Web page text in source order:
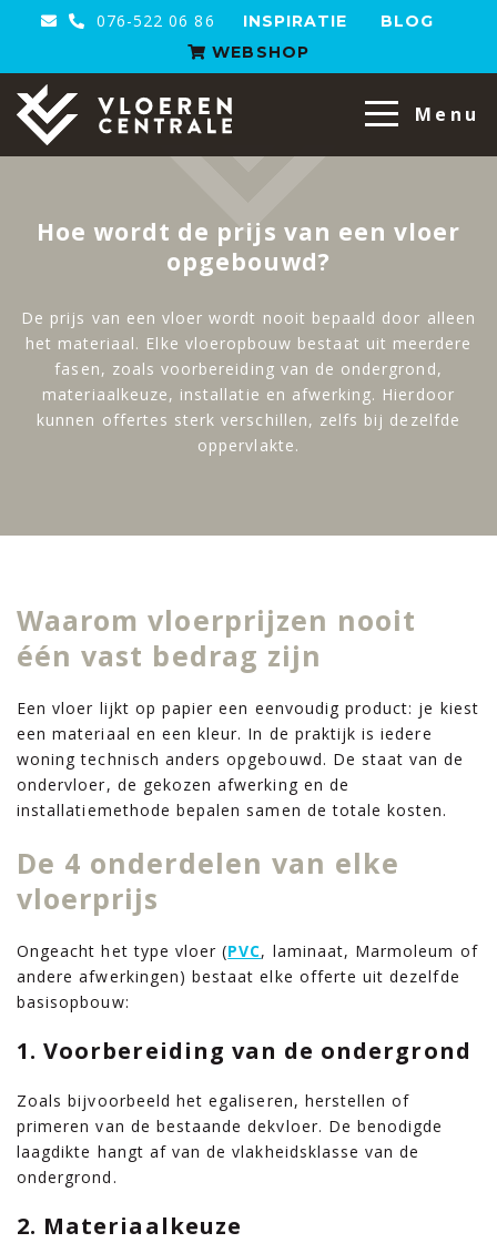
076-522 06 86 INSPIRATIE
BLOG
WEBSHOP
VloerenCentrale
Menu
Hoe wordt de prijs van een vloer
opgebouwd?
De prijs van een vloer wordt nooit bepaald door alleen
het materiaal. Elke vloeropbouw bestaat uit meerdere
fasen, zoals voorbereiding van de ondergrond,
materiaalkeuze, installatie en afwerking. Hierdoor
kunnen offertes sterk verschillen, zelfs bij dezelfde
oppervlakte.
Waarom vloerprijzen nooit
één vast bedrag zijn
Een vloer lijkt op papier een eenvoudig product: je kiest
een materiaal en een kleur. In de praktijk is iedere
woning technisch anders opgebouwd. De staat van de
ondervloer, de gekozen afwerking en de
installatiemethode bepalen samen de totale kosten.
De 4 onderdelen van elke
vloerprijs
Ongeacht het type vloer (PVC, laminaat, Marmoleum of
andere afwerkingen) bestaat elke offerte uit dezelfde
basisopbouw:
1. Voorbereiding van de ondergrond
Zoals bijvoorbeeld het egaliseren, herstellen of
primeren van de bestaande dekvloer. De benodigde
laagdikte hangt af van de vlakheidsklasse van de
ondergrond.
2. Materiaalkeuze